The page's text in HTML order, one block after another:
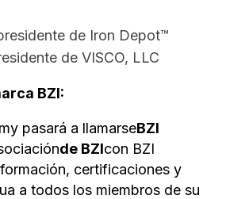
de Iron Depot™
de VISCO, LLC
BZI:
pasará a llamarseBZI
de BZIcon BZI
certificaciones y
a todos los miembros de su